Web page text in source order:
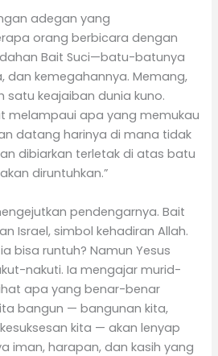
adegan yang
orang berbicara dengan
Bait Suci—batu-batunya
dan kemegahannya. Memang,
satu keajaiban dunia kuno.
melampaui apa yang memukau
datang harinya di mana tidak
dibiarkan terletak di atas batu
diruntuhkan.”
pendengarnya. Bait
Israel, simbol kehadiran Allah.
bisa runtuh? Namun Yesus
nakuti. Ia mengajar murid-
apa yang benar-benar
bangun — bangunan kita,
kita — akan lenyap
iman, harapan, dan kasih yang